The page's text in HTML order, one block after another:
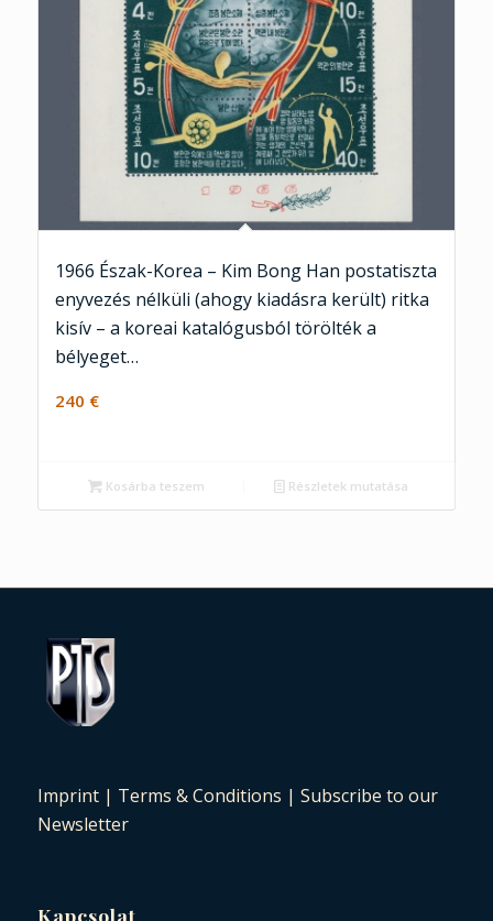
1966 Észak-Korea – Kim Bong Han postatiszta
enyvezés nélküli (ahogy kiadásra került) ritka
kisív – a koreai katalógusból törölték a
bélyeget…
240 €
Kosárba teszem Részletek mutatása
Imprint| Terms & Conditions | Subscribe to our
Newsletter
Kapcsolat